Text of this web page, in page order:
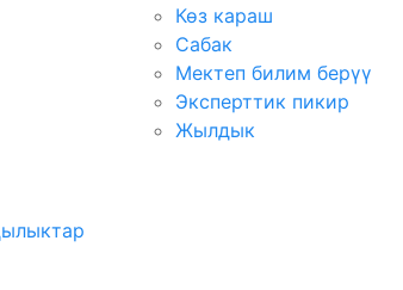
Көз караш
Сабак
Мектеп билим берүү
Эксперттик пикир
Жылдык